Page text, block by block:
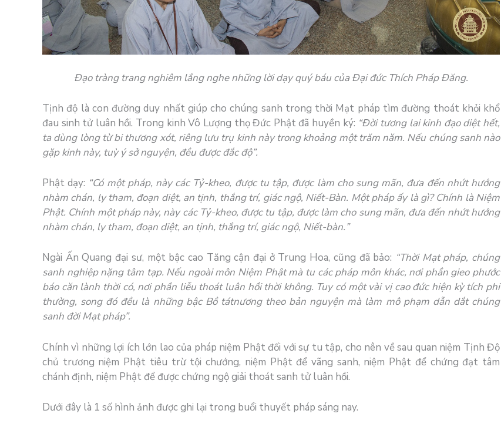
Đạo tràng trang nghiêm lắng nghe những lời dạy quý báu của Đại đức Thích Pháp Đăng.
Tịnh độ là con đường duy nhấtgiúp chochúng sanh trong thời Mạt pháp tìm đường thoát khỏi khổ
đau sinh tử luân hồi. Trong kinh Vô Lượng thọ Đức Phậtđã huyền ký: “Đời tương laikinh đạodiệt hết,
ta dùng lòng từ bi thươngxót, riêng lưu trụ kinh này trong khoảngmột trăm năm. Nếu chúng sanhnào
gặp kinh này, tuỳ ý sở nguyện, đều được đắc độ”.
Phật dạy: “Có một pháp, này các Tỷ-kheo, được tu tập, được làm cho sung mãn, đưa đến nhứt hướng
nhàm chán, ly tham, đoạn diệt, an tịnh, thắng trí, giác ngộ, Niết-Bàn. Một pháp ấy là gì? Chính là Niệm
Phật. Chính một pháp này, này các Tỷ-kheo, được tu tập, được làm cho sung mãn, đưa đến nhứt hướng
nhàm chán, ly tham, đoạn diệt, an tịnh, thắng trí, giác ngộ, Niết-bàn.”
Ngài Ấn Quang đại sư, một bậc cao Tăngcận đại ở Trung Hoa, cũng đã bảo: “Thời Mạt pháp, chúng
sanh nghiệp nặng tâm tạp. Nếu ngoài môn Niệm Phậtmà tu cácpháp mônkhác, nơi phần gieo phước
báocăn lành thời có, nơi phần liễu thoát luân hồithời không. Tuy có một vài vị cao đức hiện kỳ tích phi
thường, song đó đều là những bậc Bồ tátnương theo bản nguyện mà làm mô phạmdẫn dắt chúng
sanh đời Mạt pháp”.
Chính vì những lợi ích lớn lao của pháp niệm Phật đối với sự tu tập, cho nên về sau quan niệm Tịnh Độ
chủ trương niệm Phật tiêu trừ tội chướng, niệm Phật để vãng sanh, niệm Phật để chứng đạt tâm
chánh định, niệm Phật để được chứng ngộ giải thoát sanh tử luân hồi.
Dưới đây là 1 số hình ảnh được ghi lại trong buổi thuyết pháp sáng nay.